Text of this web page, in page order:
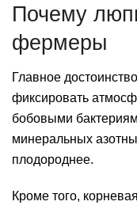
Почему
фермеры
Главное
фиксировать
бобовыми
минеральных
плодороднее.
Кроме того,